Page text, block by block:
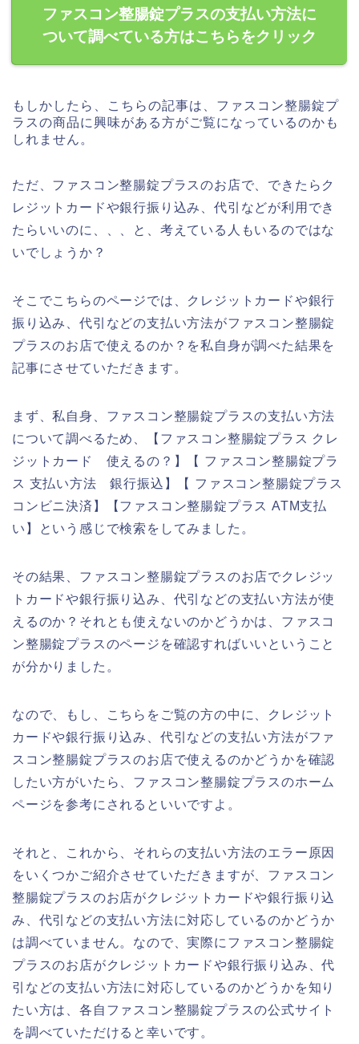
ファスコン整腸錠プラスの支払い方法に
ついて調べている方はこちらをクリック
もしかしたら、こちらの記事は、ファスコン整腸錠プ
ラスの商品に興味がある方がご覧になっているのかも
しれません。
ただ、ファスコン整腸錠プラスのお店で、できたらク
レジットカードや銀行振り込み、代引などが利用でき
たらいいのに、、、と、考えている人もいるのではな
いでしょうか？
そこでこちらのページでは、クレジットカードや銀行
振り込み、代引などの支払い方法がファスコン整腸錠
プラスのお店で使えるのか？を私自身が調べた結果を
記事にさせていただきます。
まず、私自身、ファスコン整腸錠プラスの支払い方法
について調べるため、【ファスコン整腸錠プラス クレ
ジットカード 使えるの？】【 ファスコン整腸錠プラ
ス 支払い方法 銀行振込】【 ファスコン整腸錠プラス
コンビニ決済】【ファスコン整腸錠プラス ATM支払
い】という感じで検索をしてみました。
その結果、ファスコン整腸錠プラスのお店でクレジッ
トカードや銀行振り込み、代引などの支払い方法が使
えるのか？それとも使えないのかどうかは、ファスコ
ン整腸錠プラスのページを確認すればいいということ
が分かりました。
なので、もし、こちらをご覧の方の中に、クレジット
カードや銀行振り込み、代引などの支払い方法がファ
スコン整腸錠プラスのお店で使えるのかどうかを確認
したい方がいたら、ファスコン整腸錠プラスのホーム
ページを参考にされるといいですよ。
それと、これから、それらの支払い方法のエラー原因
をいくつかご紹介させていただきますが、ファスコン
整腸錠プラスのお店がクレジットカードや銀行振り込
み、代引などの支払い方法に対応しているのかどうか
は調べていません。なので、実際にファスコン整腸錠
プラスのお店がクレジットカードや銀行振り込み、代
引などの支払い方法に対応しているのかどうかを知り
たい方は、各自ファスコン整腸錠プラスの公式サイト
を調べていただけると幸いです。